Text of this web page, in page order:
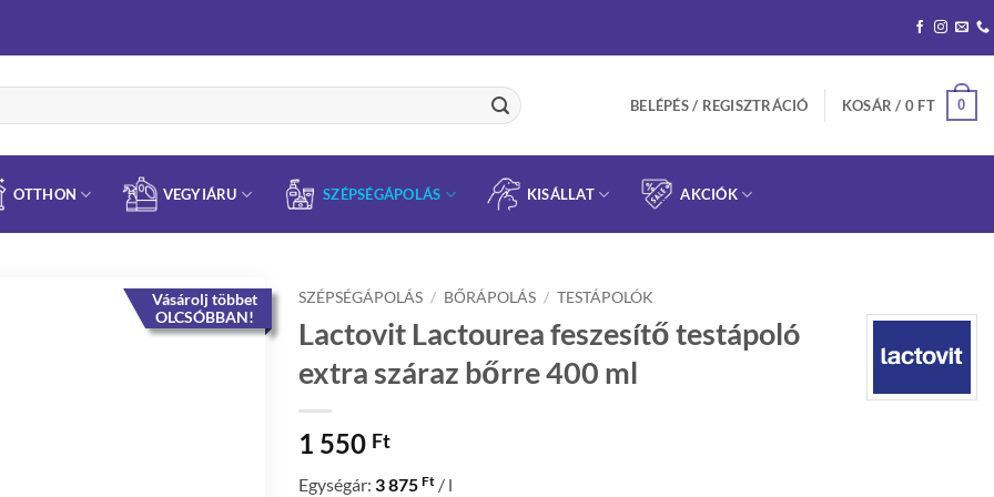
BELÉPÉS / REGISZTRÁCIÓ KOSÁR / 0 FT 0
OTTHON VEGYIÁRU SZÉPSÉGÁPOLÁS KISÁLLAT AKCIÓK
Vásárolj többet
OLCSÓBBAN!
SZÉPSÉGÁPOLÁS / BŐRÁPOLÁS / TESTÁPOLÓK
Lactovit Lactourea feszesítő testápoló
extra száraz bőrre 400 ml
1 550 Ft
Egységár: 3 875 Ft / l